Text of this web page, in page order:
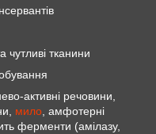
чутливі тканини
активні речовини,
мило , амфотерні
ферменти (амілазу,